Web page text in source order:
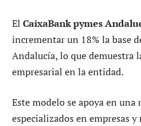
El CaixaBank pymes
incrementar un 18% la base
Andalucía, lo que demuestra
empresarial en la entidad.
Este modelo se apoya en una
especializados en empresas